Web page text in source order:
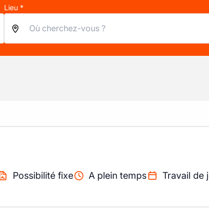
Lieu *
Possibilité fixe A plein temps Travail de